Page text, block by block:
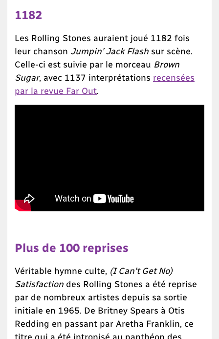
1182
Les Rolling Stones auraient joué 1182 fois
leur chanson Jumpin’ Jack Flash sur scène.
Celle-ci est suivie par le morceau Brown
Sugar, avec 1137 interprétations recensées
par la revue Far Out
Plus de 100 reprises
Véritable hymne culte, (I Can't Get No)
Satisfaction des Rolling Stones a été reprise
par de nombreux artistes depuis sa sortie
initiale en 1965. De Britney Spears à Otis
Redding en passant par Aretha Franklin, ce
titre qui a été intronisé au panthéon des